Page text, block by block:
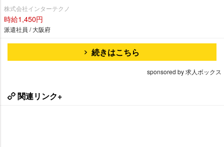
株式会社インターテクノ
時給1,450円
派遣社員 / 大阪府
続きはこちら
sponsored by 求人ボックス
関連リンク+